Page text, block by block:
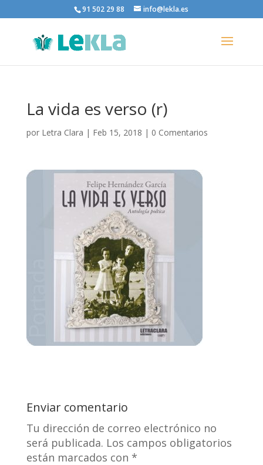
91 502 29 88 info@lekla.es
La vida es verso (r)
por Letra Clara | Feb 15, 2018 | 0 Comentarios
Enviar comentario
Tu dirección de correo electrónico no
será publicada. Los campos obligatorios
están marcados con *